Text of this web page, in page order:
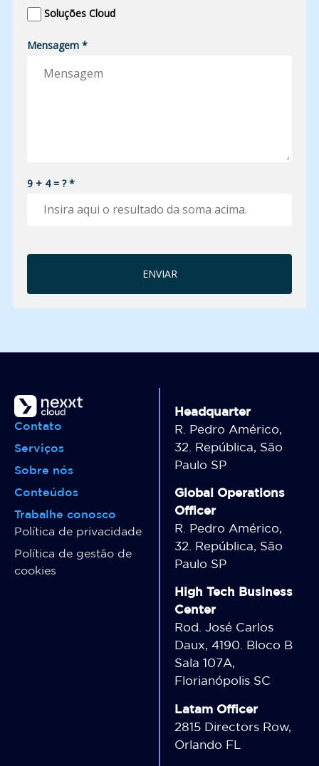
Contato
Serviços
Sobre nós
Conteúdos
Trabalhe conosco
Política de privacidade
Política de gestão de
cookies
Headquarter
R. Pedro Américo,
32. República, São
Paulo SP
Global Operations
Officer
R. Pedro Américo,
32. República, São
Paulo SP
High Tech Business
Center
Rod. José Carlos
Daux, 4190. Bloco B
Sala 107A,
Florianópolis SC
Latam Officer
2815 Directors Row,
Orlando FL